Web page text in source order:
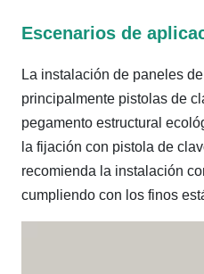
Escenarios de
La instalación de paneles
principalmente pistolas de
pegamento estructural
la fijación con pistola de
recomienda la instalación
cumpliendo con los finos